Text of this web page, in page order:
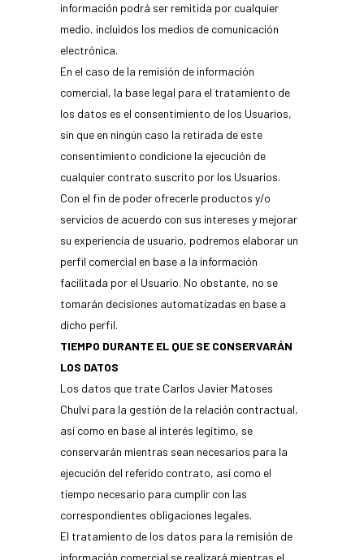
información podrá ser remitida por cualquier
medio, incluidos los medios de comunicación
electrónica.
En el caso de la remisión de información
comercial, la base legal para el tratamiento de
los datos es el consentimiento de los Usuarios,
sin que en ningún caso la retirada de este
consentimiento condicione la ejecución de
cualquier contrato suscrito por los Usuarios.
Con el fin de poder ofrecerle productos y/o
servicios de acuerdo con sus intereses y mejorar
su experiencia de usuario, podremos elaborar un
perfil comercial en base a la información
facilitada por el Usuario. No obstante, no se
tomarán decisiones automatizadas en base a
dicho perfil.
TIEMPO DURANTE EL QUE SE CONSERVARÁN
LOS DATOS
Los datos que trate Carlos Javier Matoses
Chulvi para la gestión de la relación contractual,
así como en base al interés legítimo, se
conservarán mientras sean necesarios para la
ejecución del referido contrato, así como el
tiempo necesario para cumplir con las
correspondientes obligaciones legales.
El tratamiento de los datos para la remisión de
información comercial se realizará mientras el